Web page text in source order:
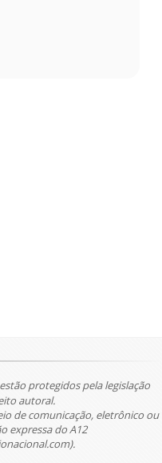
protegidos pela legislação
autoral.
de comunicação, eletrônico ou
expressa do A12